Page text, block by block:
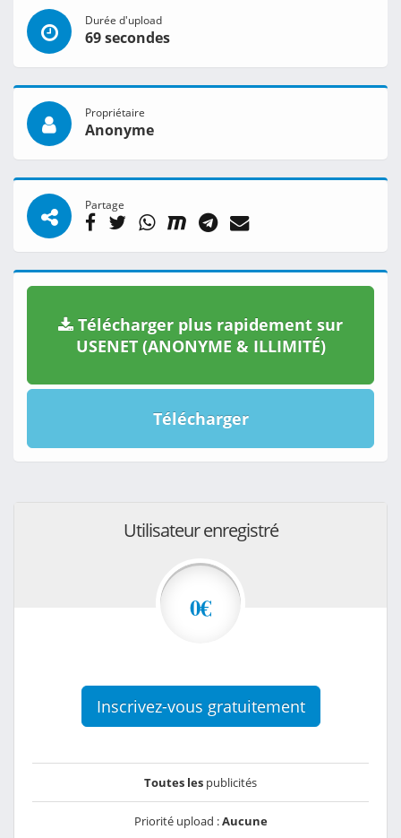
Durée d'upload
69 secondes
Propriétaire
Anonyme
Partage
Télécharger plus rapidement sur
USENET (ANONYME & ILLIMITÉ)
Télécharger
Utilisateur enregistré
0€
Inscrivez-vous gratuitement
Toutes les publicités
Priorité upload :Aucune